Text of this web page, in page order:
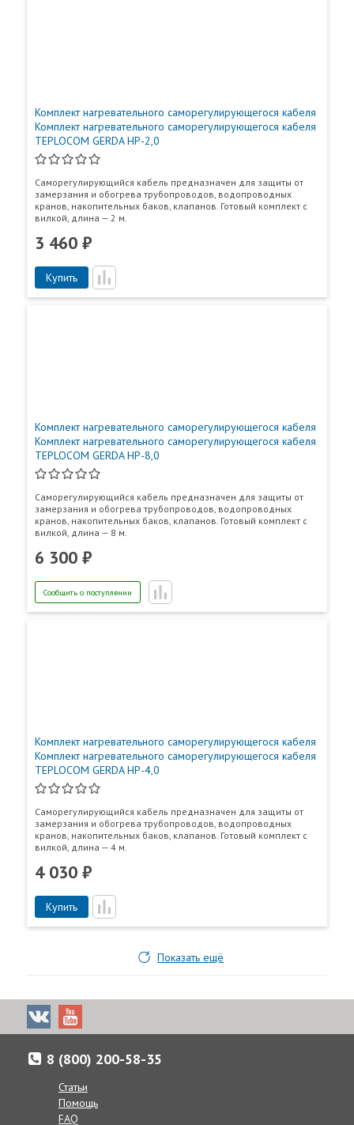
Комплект нагревательного саморегулирующегося кабеля
Комплект нагревательного саморегулирующегося кабеля
TEPLOCOM GERDA HP-2,0
Саморегулирующийся кабель предназначен для защиты от
замерзания и обогрева трубопроводов, водопроводных
кранов, накопительных баков, клапанов. Готовый комплект с
вилкой, длина — 2 м.
3 460 ₽
Купить
Комплект нагревательного саморегулирующегося кабеля
Комплект нагревательного саморегулирующегося кабеля
TEPLOCOM GERDA HP-8,0
Саморегулирующийся кабель предназначен для защиты от
замерзания и обогрева трубопроводов, водопроводных
кранов, накопительных баков, клапанов. Готовый комплект с
вилкой, длина — 8 м.
6 300 ₽
Сообщить о поступлении
Комплект нагревательного саморегулирующегося кабеля
Комплект нагревательного саморегулирующегося кабеля
TEPLOCOM GERDA HP-4,0
Саморегулирующийся кабель предназначен для защиты от
замерзания и обогрева трубопроводов, водопроводных
кранов, накопительных баков, клапанов. Готовый комплект с
вилкой, длина — 4 м.
4 030 ₽
Купить
Показать ещё
8 (800) 200-58-35
Статьи
Помощь
FAQ